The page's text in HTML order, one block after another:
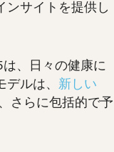
ンサイトを提供し
、日々の健康に
ルは、 新しい
さらに包括的で予